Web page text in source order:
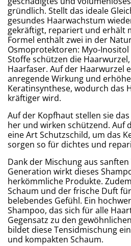
gründlich. Stellt das ideale
gesundes Haarwachstum
gekräftigt, repariert und erhält
Formel enthält zwei in der
Osmoprotektoren: Myo-
Stoffe schützen die
Haarfaser. Auf der Haarwurzel
anregende Wirkung und
Keratinsynthese, wodurch das
kräftiger wird.
Auf der Kopfhaut stellen sie
her und wirken schützend. Auf
eine Art Schutzschild, um das
sorgen so für dichtes und
Dank der Mischung aus
Generation wirkt dieses
herkömmliche Produkte.
Schaum und der frische Duft
belebendes Gefühl. Ein
Shampoo, das sich für alle
Gegensatz zu den
bildet diese Tensidmischung
und kompakten Schaum.